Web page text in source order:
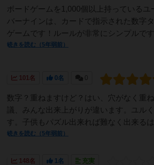
ボードゲームを1,000個以上持っている
バーナインは、カードで指示された数字
ゲームです！ルールが非常にシンプルで
続きを読む（5年弱前）
101名 0名 0
数字？重ねますけど？はい、穴がなく重
議、みんな出来上がりが違います。ユル
す。子供もパズル出来れば難なく出来る
続きを読む（5年弱前）
148名 1名 充実